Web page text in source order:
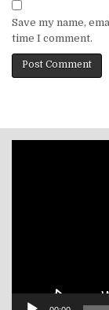
Save my name,
time I comment.